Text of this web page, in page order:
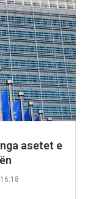
asetet e